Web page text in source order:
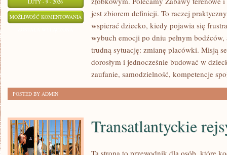
LUTY - 9 - 2026
MOŻLIWOŚĆ KOMENTOWANIA ROZWÓJ
EMOCJONALNO-
SPOŁECZNY
jest zbiorem definicji. To raczej
wspierać dziecko, kiedy pojawia się
wybuch emocji po dniu pełnym
trudną sytuację: zmianę placówki. Misją
dorosłym i jednocześnie budować w
zaufanie, samodzielność, kompetencje
POSTED BY ADMIN
Transatlantyckie
Ta strona to przewodnik dla osób, które